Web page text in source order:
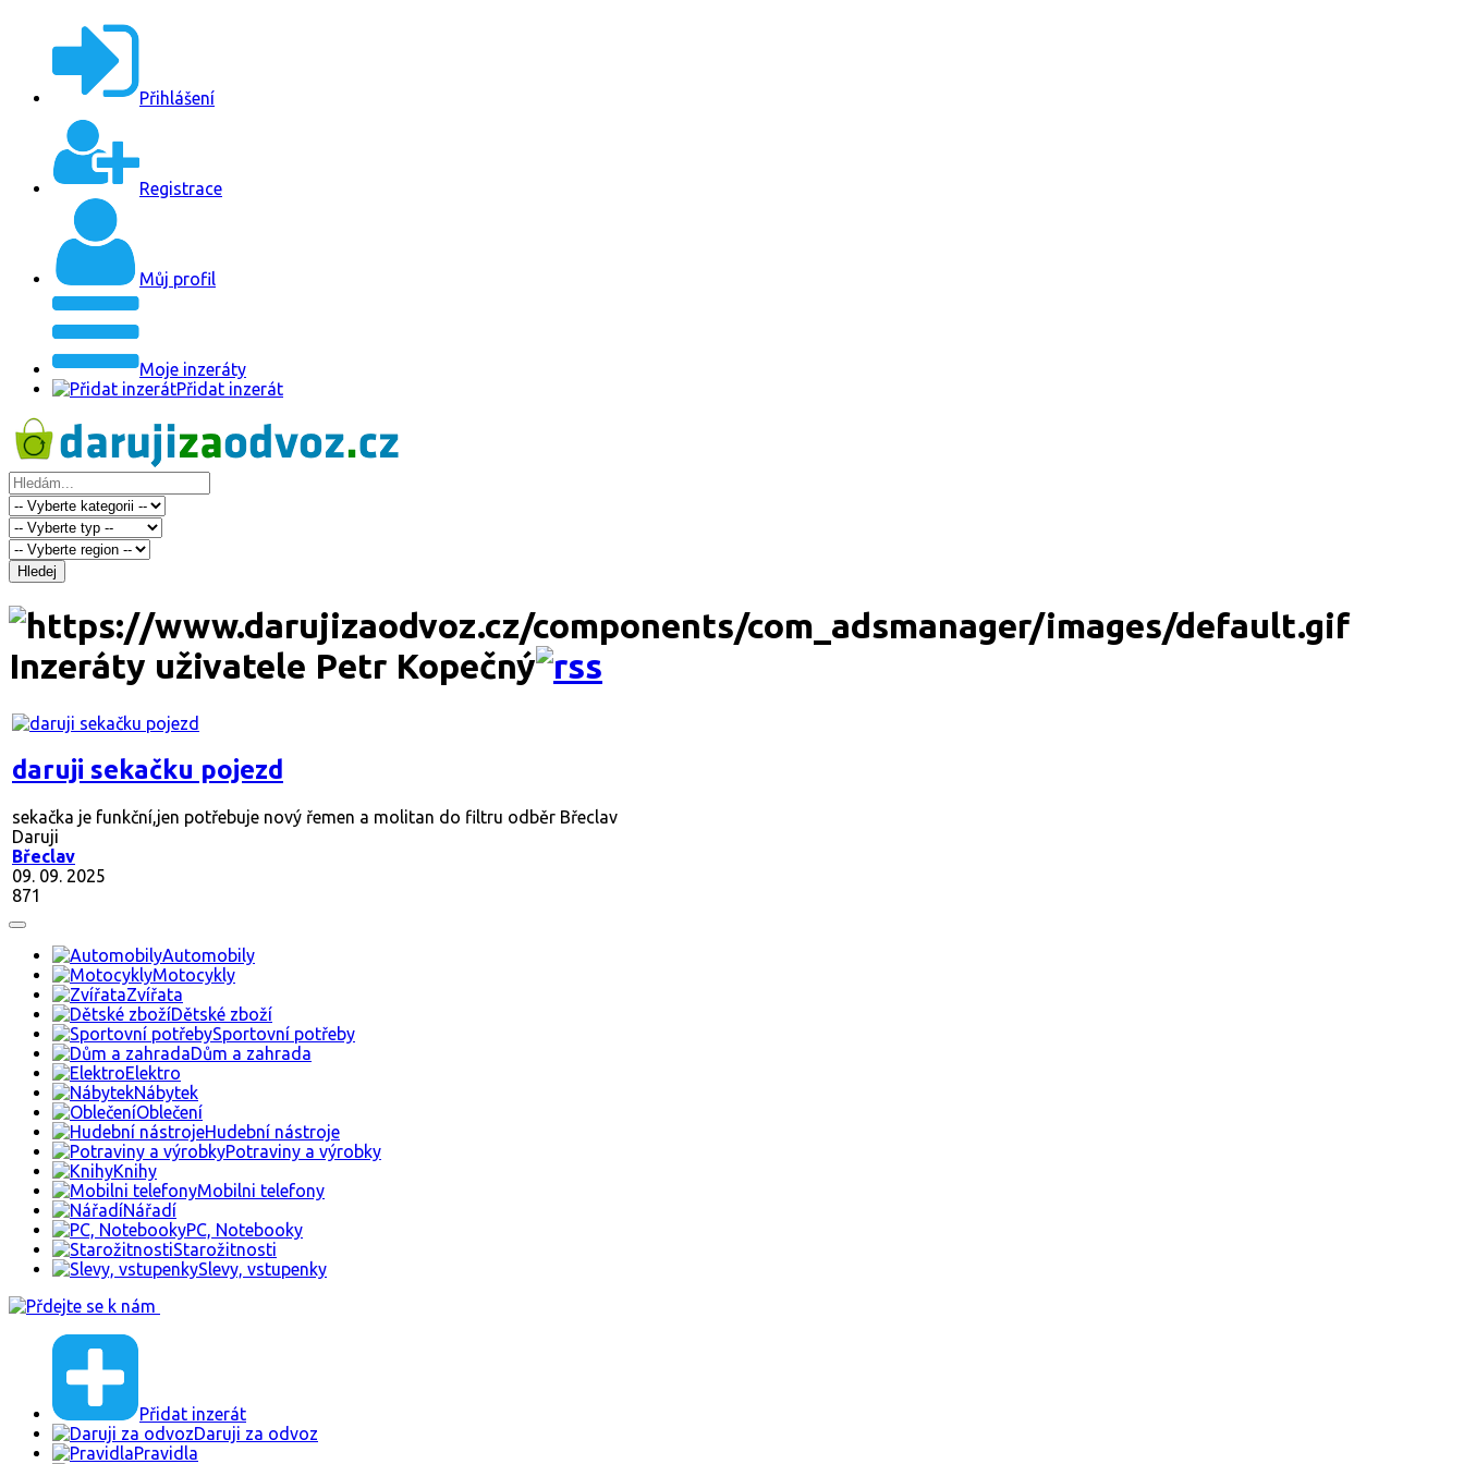
Přihlášení
Registrace
Můj profil
Moje inzeráty
Přidat inzerát
Hledej
Inzeráty uživatele Petr Kopečný
daruji sekačku pojezd
sekačka je funkční,jen potřebuje nový řemen a molitan do filtru odběr Břeclav
Daruji
Břeclav
09. 09. 2025
871
Automobily
Motocykly
Zvířata
Dětské zboží
Sportovní potřeby
Dům a zahrada
Elektro
Nábytek
Oblečení
Hudební nástroje
Potraviny a výrobky
Knihy
Mobilni telefony
Nářadí
PC, Notebooky
Starožitnosti
Slevy, vstupenky
Přidat inzerát
Daruji za odvoz
Pravidla